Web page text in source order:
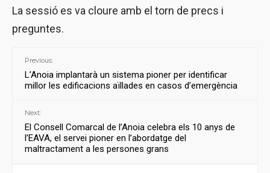
La sessió es va cloure amb el torn de precs i
preguntes.
Previous:
L’Anoia implantarà un sistema pioner per identificar
millor les edificacions aïllades en casos d’emergència
Next:
El Consell Comarcal de l’Anoia celebra els 10 anys de
l’EAVA, el servei pioner en l’abordatge del
maltractament a les persones grans